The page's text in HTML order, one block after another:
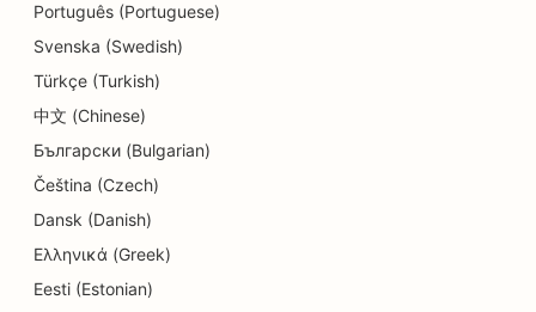
Português (Portuguese)
Svenska (Swedish)
Türkçe (Turkish)
中文 (Chinese)
Български (Bulgarian)
Čeština (Czech)
Dansk (Danish)
Ελληνικά (Greek)
Eesti (Estonian)